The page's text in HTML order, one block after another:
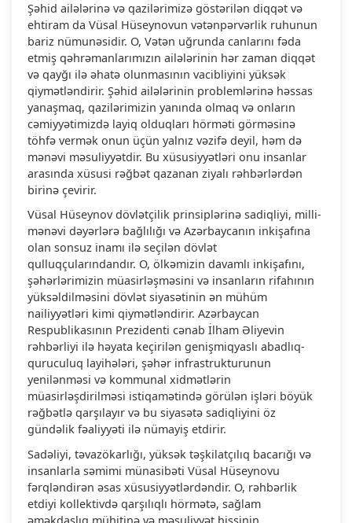
Şəhid ailələrinə və qazilərimizə göstərilən diqqət və
ehtiram da Vüsal Hüseynovun vətənpərvərlik ruhunun
bariz nümunəsidir. O, Vətən uğrunda canlarını fəda
etmiş qəhrəmanlarımızın ailələrinin hər zaman diqqət
və qayğı ilə əhatə olunmasının vacibliyini yüksək
qiymətləndirir. Şəhid ailələrinin problemlərinə həssas
yanaşmaq, qazilərimizin yanında olmaq və onların
cəmiyyətimizdə layiq olduqları hörməti görməsinə
töhfə vermək onun üçün yalnız vəzifə deyil, həm də
mənəvi məsuliyyətdir. Bu xüsusiyyətləri onu insanlar
arasında xüsusi rəğbət qazanan ziyalı rəhbərlərdən
birinə çevirir.
Vüsal Hüseynov dövlətçilik prinsiplərinə sadiqliyi, milli-
mənəvi dəyərlərə bağlılığı və Azərbaycanın inkişafına
olan sonsuz inamı ilə seçilən dövlət
qulluqçularındandır. O, ölkəmizin davamlı inkişafını,
şəhərlərimizin müasirləşməsini və insanların rifahının
yüksəldilməsini dövlət siyasətinin ən mühüm
nailiyyətləri kimi qiymətləndirir. Azərbaycan
Respublikasının Prezidenti cənab İlham Əliyevin
rəhbərliyi ilə həyata keçirilən genişmiqyaslı abadlıq-
quruculuq layihələri, şəhər infrastrukturunun
yenilənməsi və kommunal xidmətlərin
müasirləşdirilməsi istiqamətində görülən işləri böyük
rəğbətlə qarşılayır və bu siyasətə sadiqliyini öz
gündəlik fəaliyyəti ilə nümayiş etdirir.
Sadəliyi, təvazökarlığı, yüksək təşkilatçılıq bacarığı və
insanlarla səmimi münasibəti Vüsal Hüseynovu
fərqləndirən əsas xüsusiyyətlərdəndir. O, rəhbərlik
etdiyi kollektivdə qarşılıqlı hörmətə, sağlam
əməkdaşlıq mühitinə və məsuliyyət hissinin